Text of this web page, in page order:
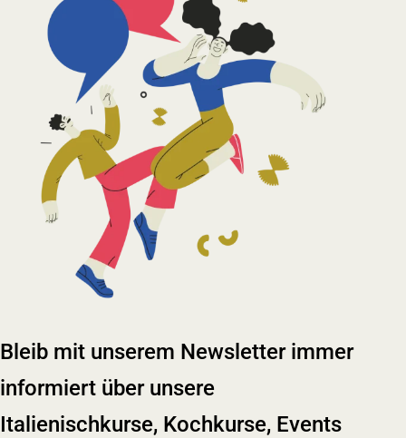
Bleib mit unserem Newsletter immer
informiert über unsere
Italienischkurse, Kochkurse, Events